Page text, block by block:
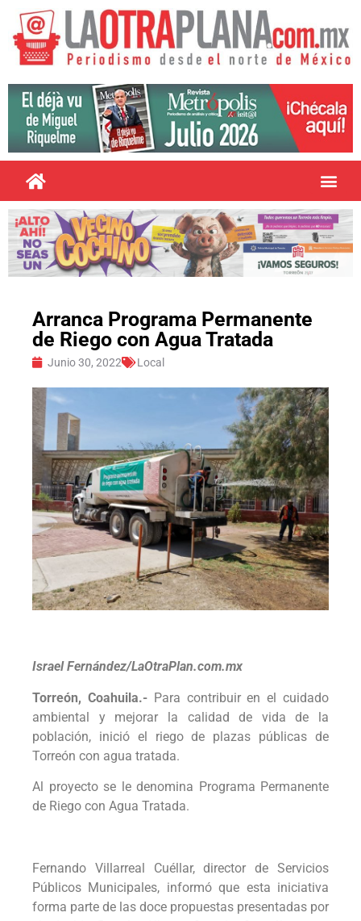
Arranca Programa Permanente
de Riego con Agua Tratada
Junio 30, 2022 Local
Israel Fernández/LaOtraPlan.com.mx
Torreón, Coahuila.-Para contribuir en el cuidado
ambiental y mejorar la calidad de vida de la
población, inició el riego de plazas públicas de
Torreón con agua tratada.
Al proyecto se le denomina Programa Permanente
de Riego con Agua Tratada.
Fernando Villarreal Cuéllar, director de Servicios
Públicos Municipales, informó que esta iniciativa
forma parte de las doce propuestas presentadas por